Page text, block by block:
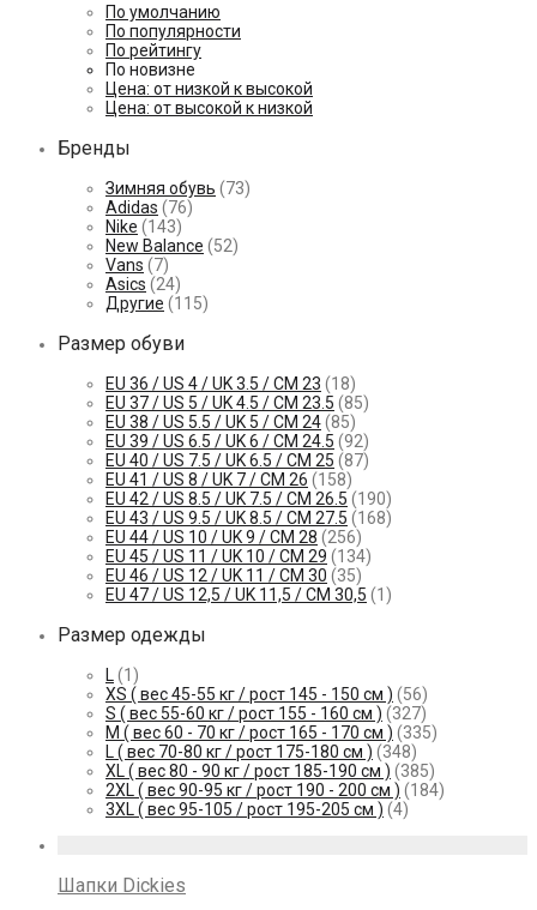
По умолчанию
По популярности
По рейтингу
По новизне
Цена: от низкой к высокой
Цена: от высокой к низкой
Бренды
Зимняя обувь (73)
Adidas (76)
Nike (143)
New Balance (52)
Vans (7)
Asics (24)
Другие (115)
Размер обуви
EU 36 / US 4 / UK 3.5 / СМ 23 (18)
EU 37 / US 5 / UK 4.5 / СМ 23.5 (85)
EU 38 / US 5.5 / UK 5 / СМ 24(85)
EU 39 / US 6.5 / UK 6 / СМ 24.5 (92)
EU 40 / US 7.5 / UK 6.5 / СМ 25 (87)
EU 41 / US 8 / UK 7 / СМ 26 (158)
EU 42 / US 8.5 / UK 7.5 / СМ 26.5 (190)
EU 43 / US 9.5 / UK 8.5 / СМ 27.5 (168)
EU 44 / US 10 / UK 9 / СМ 28 (256)
EU 45 / US 11 / UK 10 / СМ 29 (134)
EU 46 / US 12 / UK 11 / СМ 30 (35)
EU 47 / US 12,5 / UK 11,5 / СМ 30,5 (1)
Размер одежды
L (1)
XS ( вес 45-55 кг / рост 145 - 150 см ) (56)
S ( вес 55-60 кг / рост 155 - 160 см ) (327)
M ( вес 60 - 70 кг / рост 165 - 170 см ) (335)
L ( вес 70-80 кг / рост 175-180 см ) (348)
XL ( вес 80 - 90 кг / рост 185-190 см ) (385)
2XL ( вес 90-95 кг / рост 190 - 200 см ) (184)
3XL ( вес 95-105 / рост 195-205 см ) (4)
Шапки Dickies